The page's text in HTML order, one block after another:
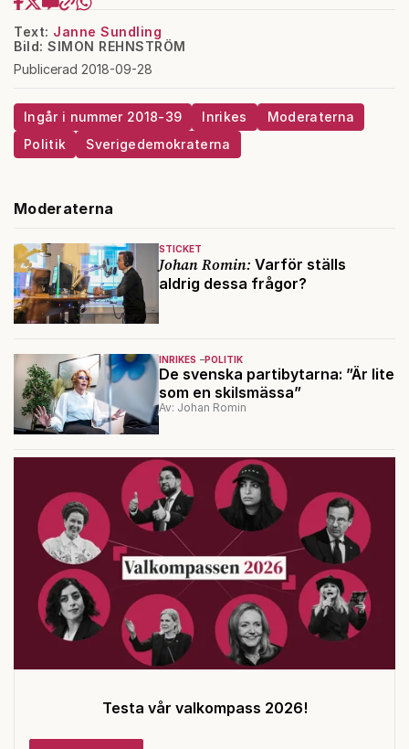
Text: Janne Sundling
Bild: SIMON REHNSTRÖM
Publicerad 2018-09-28
Ingår i nummer 2018-39 Inrikes
Moderaterna
Politik
Sverigedemokraterna
Moderaterna
STICKET
Johan Romin: Varför ställs
aldrig dessa frågor?
INRIKES POLITIK
De svenska partibytarna: ”Är lite
som en skilsmässa”
Av: Johan Romin
Testa vår valkompass 2026!